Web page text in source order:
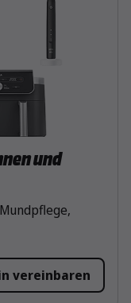
und
vereinbaren